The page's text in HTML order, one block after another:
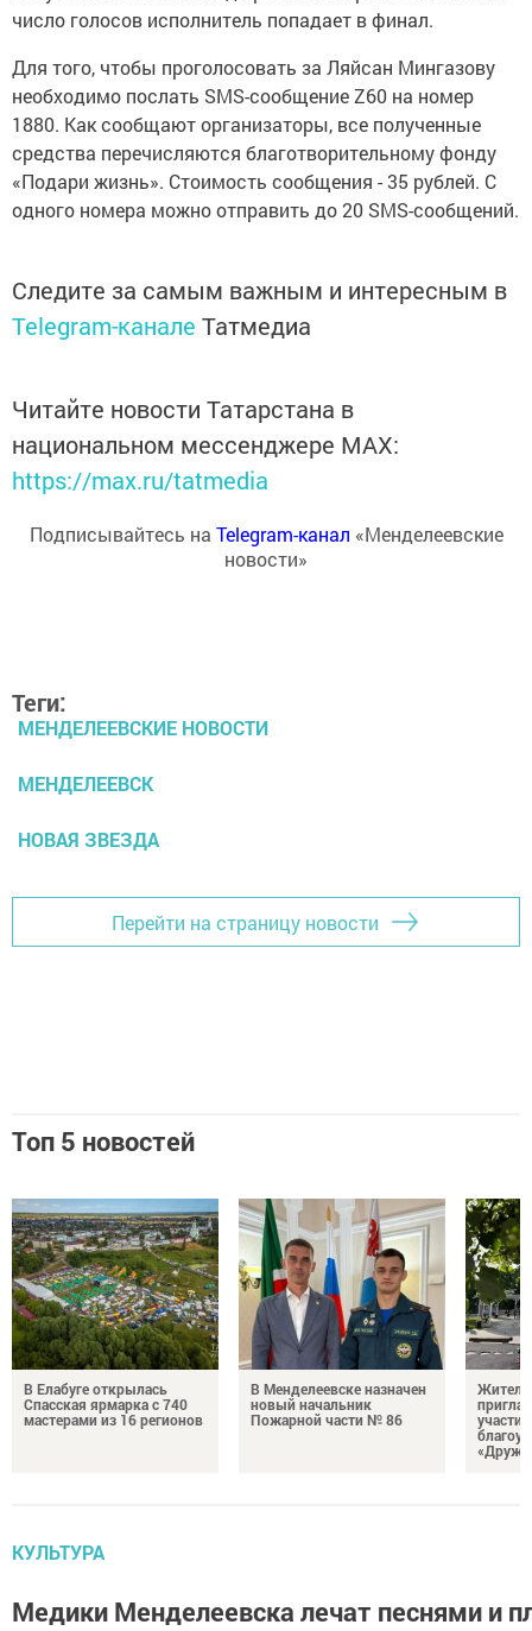
число голосов исполнитель попадает в финал.
Для того, чтобы проголосовать за Ляйсан Мингазову
необходимо послать SMS-сообщение Z60 на номер
1880. Как сообщают организаторы, все полученные
средства перечисляются благотворительному фонду
«Подари жизнь». Стоимость сообщения - 35 рублей. С
одного номера можно отправить до 20 SMS-сообщений.
Следите за самым важным и интересным в
Telegram-канале Татмедиа
Читайте новости Татарстана в
национальном мессенджере MАХ:
https://max.ru/tatmedia
Подписывайтесь на Telegram-канал «Менделеевские
новости»
Теги:
МЕНДЕЛЕЕВСКИЕ НОВОСТИ
МЕНДЕЛЕЕВСК
НОВАЯ ЗВЕЗДА
Перейти на страницу новости
Топ 5 новостей
В Елабуге открылась
Спасская ярмарка с 740
мастерами из 16 регионов
В Менделеевске назначен
новый начальник
Пожарной части № 86
КУЛЬТУРА
Медики Менделеевска лечат песнями и